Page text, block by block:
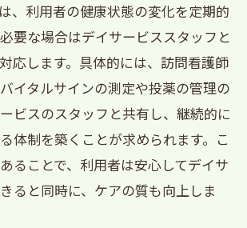
バックシステムの導入でサービ
療機関との協力体制の築き方
ビスと訪問看護の複合的効果
デイサービス訪問看護が健康維持
プランの策定と実施
、利用者の健康状態の変化を定期的
要な場合はデイサービススタッフと
応します。具体的には、訪問看護師
イタルサインの測定や投薬の管理の
ビスのスタッフと共有し、継続的に
体制を築くことが求められます。こ
ることで、利用者は安心してデイサ
ると同時に、ケアの質も向上しま